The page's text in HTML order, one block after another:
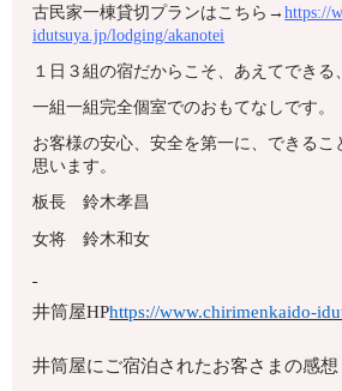
古民家一棟貸切プランはこちら→https://
idutsuya.jp/lodging/akanotei
１日３組の宿だからこそ、あえてできる
一組一組完全個室でのおもてなしです。
お客様の安心、安全を第一に、できるこ
思います。
板長 鈴木孝昌
女将 鈴木和女
井筒屋HPhttps://www.chirimenkaido-
井筒屋にご宿泊されたお客さまの感想